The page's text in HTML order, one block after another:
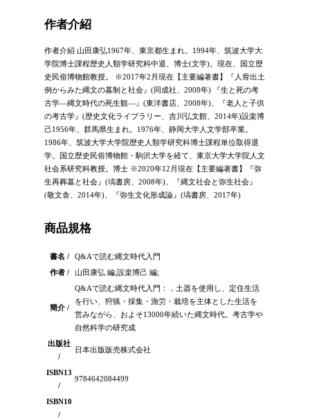
作者介紹
作者介紹 山田康弘1967年、東京都生まれ。1994年、筑波大学大
学院博士課程歴史人類学研究科中退、博士(文学)。現在、国立歴
史民俗博物館教授。 ※2017年2月現在【主要編著書】『人骨出土
例からみた縄文の墓制と社会』(同成社、2008年) 『生と死の考
古学―縄文時代の死生観―』(東洋書店、2008年)、『老人と子供
の考古学』(歴史文化ライブラリー、吉川弘文館、2014年)設楽博
己1956年、群馬県生まれ。1976年、静岡大学人文学部卒業。
1986年、筑波大学大学院歴史人類学研究科博士課程単位取得退
学。国立歴史民俗博物館・駒沢大学を経て、東京大学大学院人文
社会系研究科教授。博士 ※2020年12月現在【主要編著書】『弥
生再葬墓と社会』(塙書房、2008年)、『縄文社会と弥生社会』
(敬文舎、2014年)、『弥生文化形成論』(塙書房、2017年)
商品規格
書名 /
Q&Aで読む縄文時代入門
作者 /
山田康弘 編;設楽博己 編;
簡介 /
Q&Aで読む縄文時代入門：，土器を使用し、定住生活
を行い、狩猟・採集・漁労・栽培を主体とした生活を
営みながら、およそ13000年続いた縄文時代。考古学や
自然科学の研究成
出版社
/
日本出版販売株式会社
ISBN13
/
9784642084499
ISBN10
/